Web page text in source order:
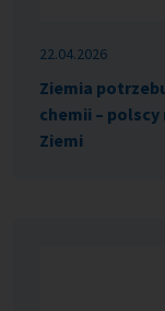
22.04.2026
Ziemia
chemii –
Ziemi